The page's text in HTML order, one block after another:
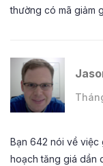
thường có mã giảm
Bạn 642 nói về
hoạch tăng giá dần